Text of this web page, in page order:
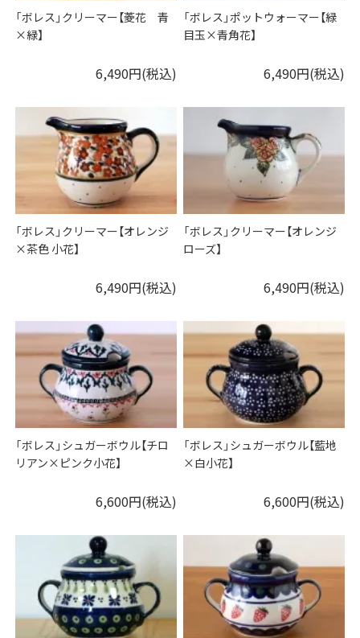
「ボレス」クリーマー【菱花 青
×緑】
6,490円(税込)
「ボレス」ポットウォーマー【緑
目玉×青角花】
6,490円(税込)
「ボレス」クリーマー【オレンジ
×茶色 小花】
6,490円(税込)
「ボレス」クリーマー【オレンジ
ローズ】
6,490円(税込)
「ボレス」シュガーボウル【チロ
リアン×ピンク小花】
6,600円(税込)
「ボレス」シュガーボウル【藍地
×白小花】
6,600円(税込)